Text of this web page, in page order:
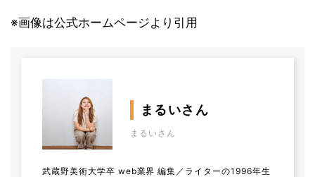
※画像は公式ホームページより引用
まるいさん
まるいさん
武蔵野美術大学卒 web業界 編集／ライターの1996年生